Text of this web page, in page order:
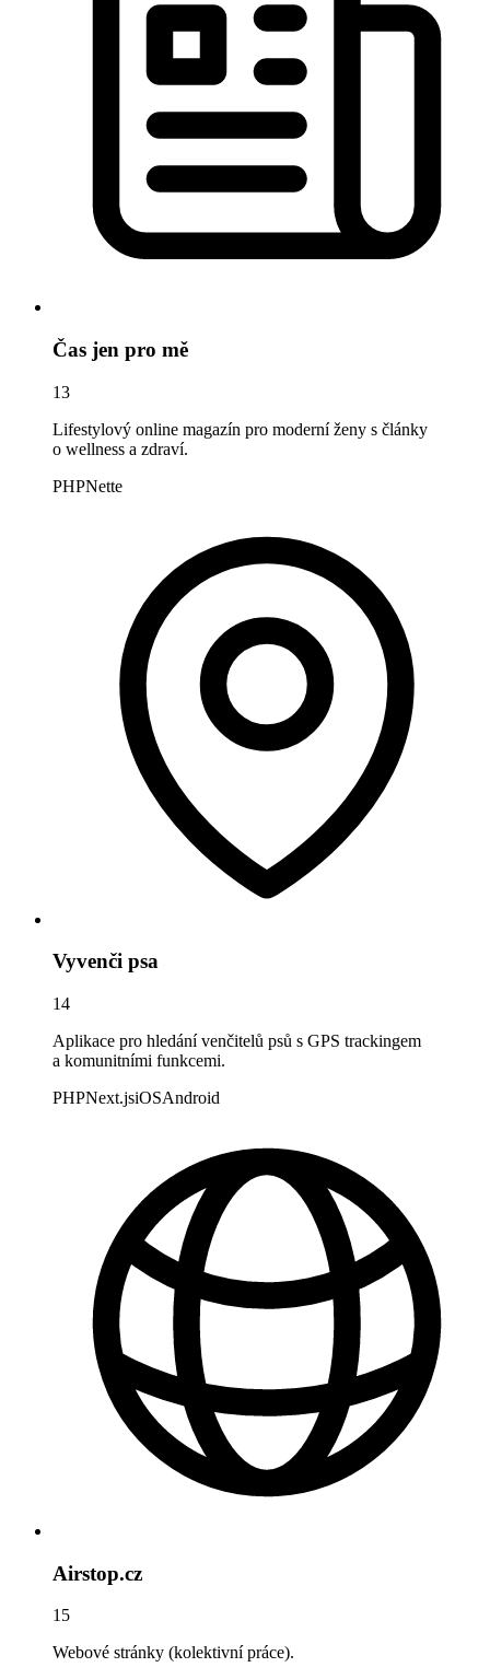
Čas jen pro mě
13
Lifestylový online magazín pro moderní ženy s články
o wellness a zdraví.
PHPNette
Vyvenči psa
14
Aplikace pro hledání venčitelů psů s GPS trackingem
a komunitními funkcemi.
PHPNext.jsiOSAndroid
Airstop.cz
15
Webové stránky (kolektivní práce).